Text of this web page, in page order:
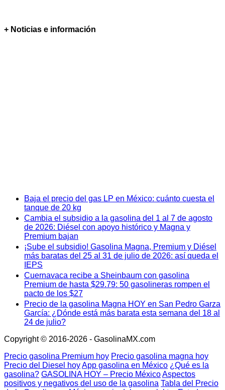
+ Noticias e información
Baja el precio del gas LP en México: cuánto cuesta el
tanque de 20 kg
Cambia el subsidio a la gasolina del 1 al 7 de agosto
de 2026: Diésel con apoyo histórico y Magna y
Premium bajan
¡Sube el subsidio! Gasolina Magna, Premium y Diésel
más baratas del 25 al 31 de julio de 2026: así queda el
IEPS
Cuernavaca recibe a Sheinbaum con gasolina
Premium de hasta $29.79: 50 gasolineras rompen el
pacto de los $27
Precio de la gasolina Magna HOY en San Pedro Garza
García: ¿Dónde está más barata esta semana del 18 al
24 de julio?
Copyright © 2016-2026 - GasolinaMX.com
Precio gasolina Premium hoy Precio gasolina magna hoy
Precio del Diesel hoyApp gasolina en México ¿Qué es la
gasolina? GASOLINA HOY – Precio MéxicoAspectos
positivos y negativos del uso de la gasolina Tabla del Precio